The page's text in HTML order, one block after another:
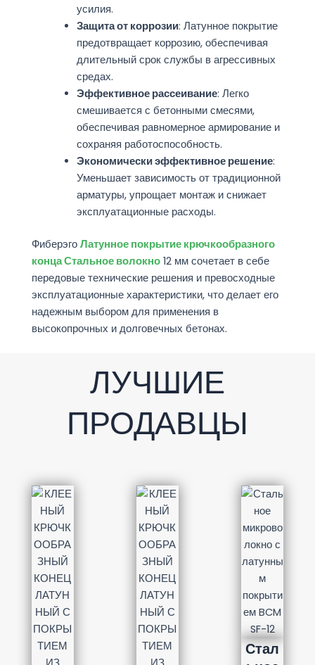
усилия.
Защита от коррозии: Латунное покрытие
предотвращает коррозию, обеспечивая
длительный срок службы в агрессивных
средах.
Эффективное рассеивание: Легко
смешивается с бетонными смесями,
обеспечивая равномерное армирование и
сохраняя работоспособность.
Экономически эффективное решение:
Уменьшает зависимость от традиционной
арматуры, упрощает монтаж и снижает
эксплуатационные расходы.
Фиберэго Латунное покрытие крючкообразного
конца Стальное волокно12 мм сочетает в себе
передовые технические решения и превосходные
эксплуатационные характеристики, что делает его
надежным выбором для применения в
высокопрочных и долговечных бетонах.
ЛУЧШИЕ
ПРОДАВЦЫ
Стал